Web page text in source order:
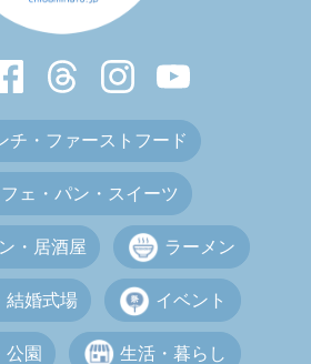
チ・ファーストフード
ェ・パン・スイーツ
・居酒屋 ラーメン
結婚式場 イベント
公園 生活・暮らし